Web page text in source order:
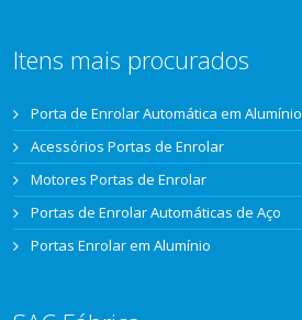
Itens mais procurados
Porta de Enrolar Automática em Alumínio
Acessórios Portas de Enrolar
Motores Portas de Enrolar
Portas de Enrolar Automáticas de Aço
Portas Enrolar em Alumínio